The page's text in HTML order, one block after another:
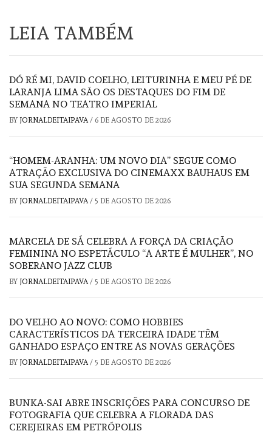
LEIA TAMBÉM
DÓ RÉ MI, DAVID COELHO, LEITURINHA E MEU PÉ DE
LARANJA LIMA SÃO OS DESTAQUES DO FIM DE
SEMANA NO TEATRO IMPERIAL
BY JORNALDEITAIPAVA/ 6 DE AGOSTO DE 2026
“HOMEM-ARANHA: UM NOVO DIA” SEGUE COMO
ATRAÇÃO EXCLUSIVA DO CINEMAXX BAUHAUS EM
SUA SEGUNDA SEMANA
BY JORNALDEITAIPAVA/ 5 DE AGOSTO DE 2026
MARCELA DE SÁ CELEBRA A FORÇA DA CRIAÇÃO
FEMININA NO ESPETÁCULO “A ARTE É MULHER”, NO
SOBERANO JAZZ CLUB
BY JORNALDEITAIPAVA/ 5 DE AGOSTO DE 2026
DO VELHO AO NOVO: COMO HOBBIES
CARACTERÍSTICOS DA TERCEIRA IDADE TÊM
GANHADO ESPAÇO ENTRE AS NOVAS GERAÇÕES
BY JORNALDEITAIPAVA/ 5 DE AGOSTO DE 2026
BUNKA-SAI ABRE INSCRIÇÕES PARA CONCURSO DE
FOTOGRAFIA QUE CELEBRA A FLORADA DAS
CEREJEIRAS EM PETRÓPOLIS